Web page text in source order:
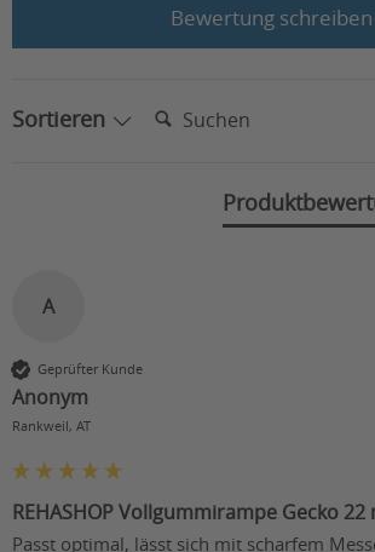
Bewertung schreiben
Sortieren Suchen:
A
Geprüfter Kunde
Anonym
Rankweil, AT
REHASHOP Vollgummirampe Gecko 22
Passt optimal, lässt sich mit scharfem